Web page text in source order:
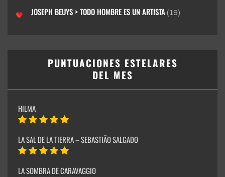
JOSEPH BEUYS > TODO HOMBRE ES UN ARTISTA(19)
PUNTUACIONES ESTELARES
DEL MES
HILMA
LA SAL DE LA TIERRA – SEBASTIÃO SALGADO
LA SOMBRA DE CARAVAGGIO